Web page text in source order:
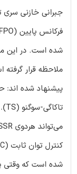
جبرانی خازنی
ملاحظه قرار
پیشنهاد شده اند: